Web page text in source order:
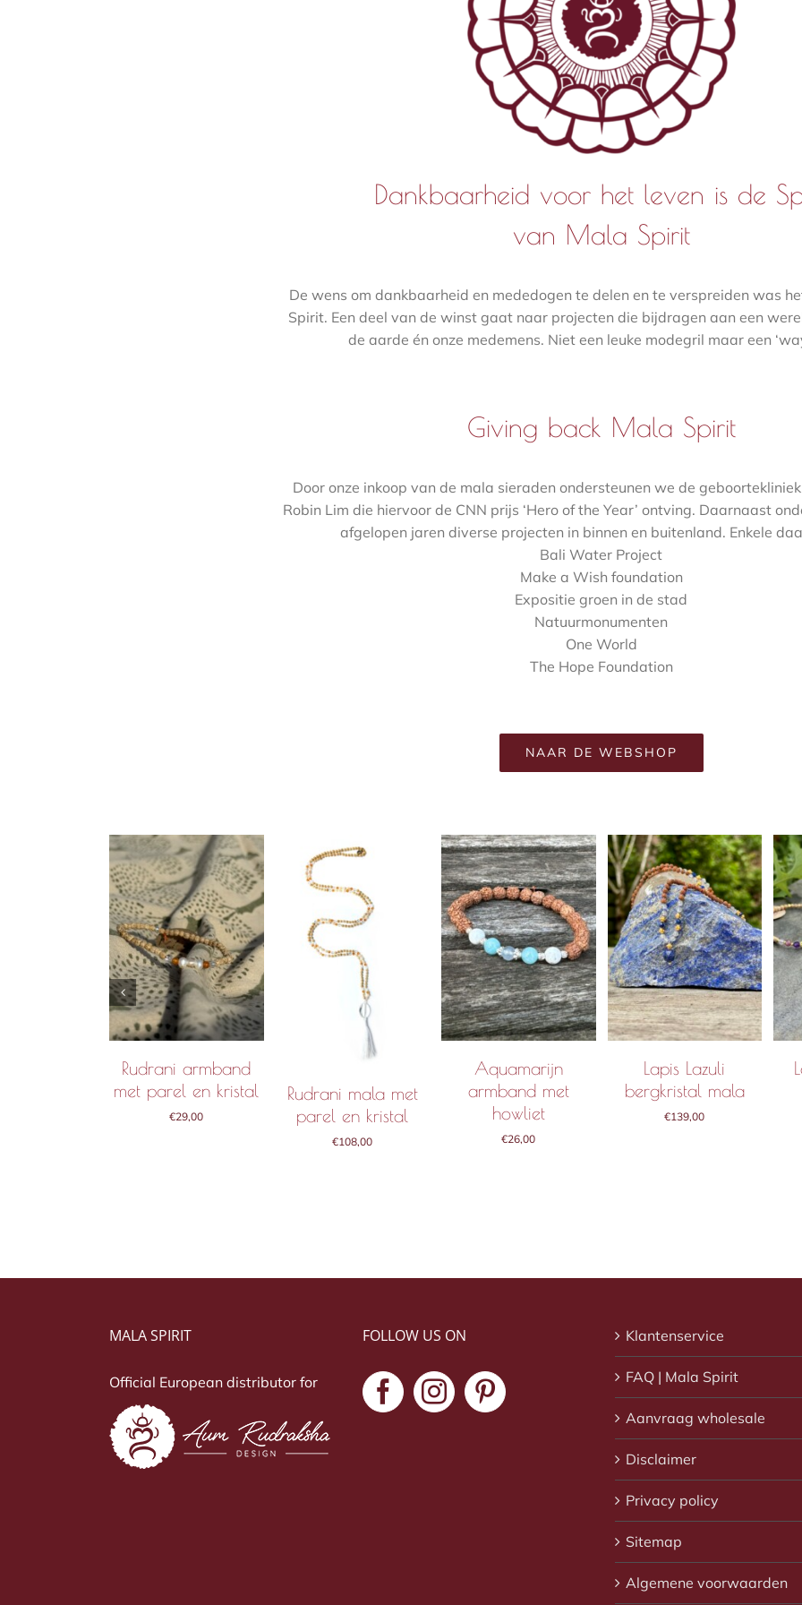
Dankbaarheid voor het leven is de
van Mala Spirit
De wens om dankbaarheid en mededogen te delen en te verspreiden was
Spirit. Een deel van de winst gaat naar projecten die bijdragen aan een
de aarde én onze medemens. Niet een leuke modegril maar een
Giving back Mala Spirit
Door onze inkoop van de mala sieraden ondersteunen we de
Robin Lim die hiervoor de CNN prijs ‘Hero of the Year’ ontving. Daarnaast
afgelopen jaren diverse projecten in binnen en buitenland. Enkele
Bali Water Project
Make a Wish foundation
Expositie groen in de stad
Natuurmonumenten
One World
The Hope Foundation
NAAR DE WEBSHOP
Rudrani armband
met parel en kristal
€29,00
IN WINKELMAND
/
DETAILS
Rudrani mala met
parel en kristal
€108,00
IN WINKELMAND
/
DETAILS
Aquamarijn
armband met
howliet
€26,00
IN WINKELMAND
/
DETAILS
Lapis Lazuli
bergkristal mala
€139,00
IN WINKELMAND
/
DETAILS
MALA SPIRIT
Official European distributor for
FOLLOW US ON Klantenservice
FAQ | Mala Spirit
Aanvraag wholesale
Disclaimer
Privacy policy
Sitemap
Algemene voorwaarden